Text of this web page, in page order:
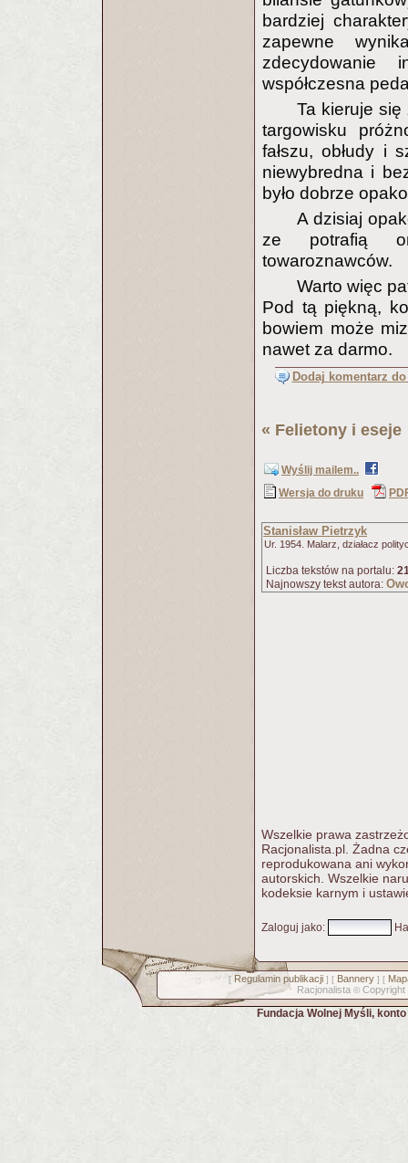
bardziej
zapewne
współczesna
Ta kieruje
targowisku
fałszu, obłudy i
niewybredna i
było dobrze
A dzisiaj
ze potrafią
towaroznawców.
Warto więc
Pod tą piękną,
bowiem może
nawet za darmo.
Dodaj komentarz
« Felietony i eseje
Wyślij mailem..
Wersja do druku
Stanisław Pietrzyk
Ur. 1954. Malarz, działacz
Liczba tekstów na portalu:
Najnowszy tekst autora:
Wszelkie prawa
Racjonalista.pl. Żadna
reprodukowana ani
autorskich. Wszelkie
kodeksie karnym i
Zaloguj jako:
[ Regulamin publikacji] [ Bannery] [
Racjonalista © Copyright
Fundacja Wolnej Myśli,